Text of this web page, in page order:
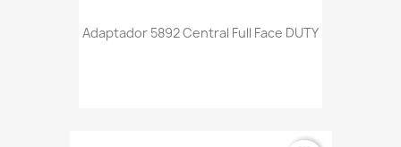
Adaptador 5892 Central Full Face DUTY